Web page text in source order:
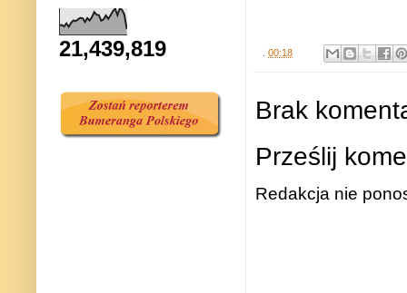
00:18
Brak
Prześlij
Redakcja nie
21,439,819